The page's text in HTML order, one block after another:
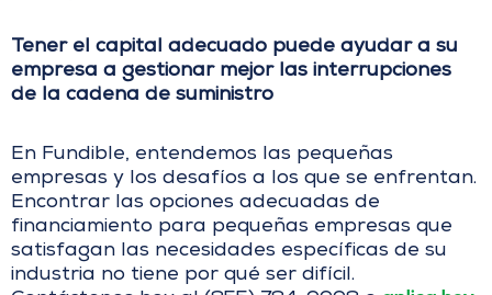
Tener el capital adecuado puede ayudar a su
empresa a gestionar mejor las interrupciones
de la cadena de suministro
En Fundible, entendemos las pequeñas
empresas y los desafíos a los que se enfrentan.
Encontrar las opciones adecuadas de
financiamiento para pequeñas empresas que
satisfagan las necesidades específicas de su
industria no tiene por qué ser difícil.